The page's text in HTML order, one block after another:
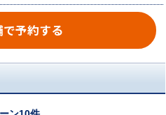
で予約する